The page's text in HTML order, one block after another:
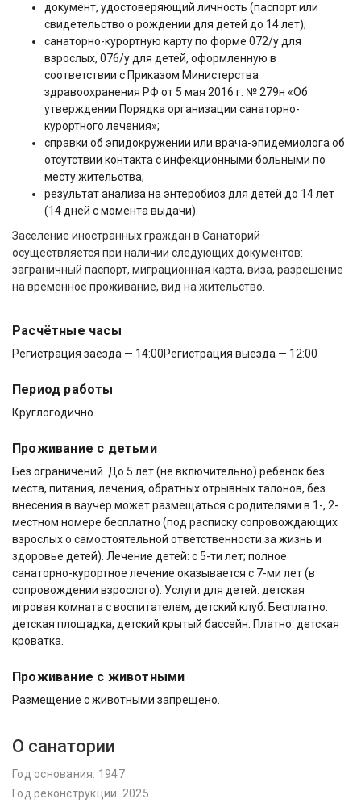
документ, удостоверяющий личность (паспорт или
свидетельство о рождении для детей до 14 лет);
санаторно-курортную карту по форме 072/у для
взрослых, 076/у для детей, оформленную в
соответствии с Приказом Министерства
здравоохранения РФ от 5 мая 2016 г. № 279н «Об
утверждении Порядка организации санаторно-
курортного лечения»;
справки об эпидокружении или врача-эпидемиолога об
отсутствии контакта с инфекционными больными по
месту жительства;
результат анализа на энтеробиоз для детей до 14 лет
(14 дней с момента выдачи).
Заселение иностранных граждан в Санаторий
осуществляется при наличии следующих документов:
заграничный паспорт, миграционная карта, виза, разрешение
на временное проживание, вид на жительство.
Расчётные часы
Регистрация заезда — 14:00Регистрация выезда — 12:00
Период работы
Круглогодично.
Проживание с детьми
Без ограничений. До 5 лет (не включительно) ребенок без
места, питания, лечения, обратных отрывных талонов, без
внесения в ваучер может размещаться с родителями в 1-, 2-
местном номере бесплатно (под расписку сопровождающих
взрослых о самостоятельной ответственности за жизнь и
здоровье детей). Лечение детей: c 5-ти лет; полное
санаторно-курортное лечение оказывается с 7-ми лет (в
сопровождении взрослого). Услуги для детей: детская
игровая комната с воспитателем, детский клуб. Бесплатно:
детская площадка, детский крытый бассейн. Платно: детская
кроватка.
Проживание с животными
Размещение с животными запрещено.
О санатории
Год основания: 1947
Год реконструкции: 2025